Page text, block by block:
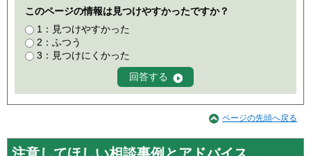
このページの情報は見つけやすかったですか？
1：見つけやすかった
2：ふつう
3：見つけにくかった
ページの先頭へ戻る